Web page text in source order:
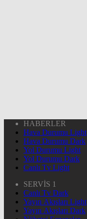
HABERLER
Hava Durumu Light
Hava Durumu Dark
Yol Durumu Light
Yol Durumu Dark
Canlı Tv Light
SERVİS 1
Canlı Tv Dark
Yayın Akışları Light
Yayın Akışları Dark